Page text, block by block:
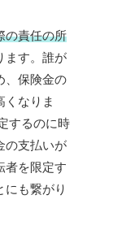
の責任の所
ます。誰が
、保険金の
くなりま
するのに時
の支払いが
者を限定す
にも繋がり